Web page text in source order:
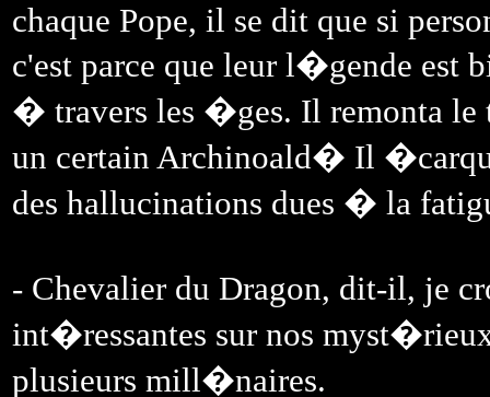
chaque Pope, il se dit que si
c'est parce que leur l�gende est
� travers les �ges. Il remonta le
un certain Archinoald� Il
des hallucinations dues � la
- Chevalier du Dragon, dit-il, je
int�ressantes sur nos
plusieurs mill�naires.